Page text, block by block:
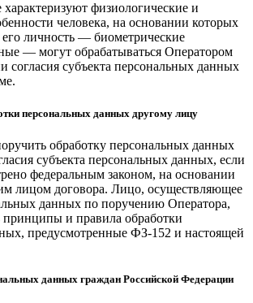
физиологические и
человека, на основании которых
личность — биометрические
— могут обрабатываться Оператором
согласия субъекта персональных данных
персональных данных другому лицу
обработку персональных данных
субъекта персональных данных, если
федеральным законом, на основании
лицом договора. Лицо, осуществляющее
данных по поручению Оператора,
принципы и правила обработки
предусмотренные ФЗ-152 и настоящей
данных граждан Российской Федерации